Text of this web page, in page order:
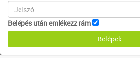
Belépés után emlékezz rám